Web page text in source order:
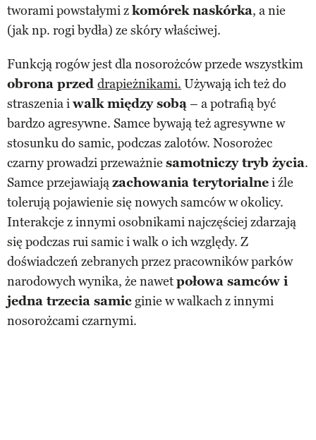
tworami powstałymi zkomórek naskórka, a nie
(jak np. rogi bydła) ze skóry właściwej.
Funkcją rogów jest dla nosorożców przede wszystkim
obrona przed drapieżnikami. Używają ich też do
straszenia iwalk między sobą– a potrafią być
bardzo agresywne. Samce bywają też agresywne w
stosunku do samic, podczas zalotów. Nosorożec
czarny prowadzi przeważnie samotniczy tryb życia.
Samce przejawiajązachowania terytorialnei źle
tolerują pojawienie się nowych samców w okolicy.
Interakcje z innymi osobnikami najczęściej zdarzają
się podczas rui samic i walk o ich względy. Z
doświadczeń zebranych przez pracowników parków
narodowych wynika, że nawetpołowa samców i
jedna trzecia samic ginie w walkach z innymi
nosorożcami czarnymi.